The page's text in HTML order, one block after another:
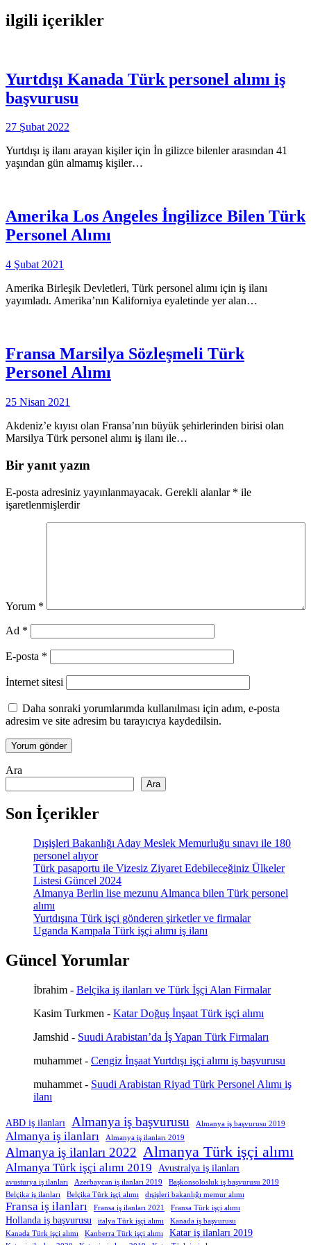
ilgili içerikler
Yurtdışı Kanada Türk personel alımı iş
başvurusu
27 Şubat 2022
Yurtdışı iş ilanı arayan kişiler için İn gilizce bilenler arasından 41
yaşından gün almamış kişiler…
Amerika Los Angeles İngilizce Bilen Türk
Personel Alımı
4 Şubat 2021
Amerika Birleşik Devletleri, Türk personel alımı için iş ilanı
yayımladı. Amerika’nın Kaliforniya eyaletinde yer alan…
Fransa Marsilya Sözleşmeli Türk
Personel Alımı
25 Nisan 2021
Akdeniz’e kıyısı olan Fransa’nın büyük şehirlerinden birisi olan
Marsilya Türk personel alımı iş ilanı ile…
Bir yanıt yazın
E-posta adresiniz yayınlanmayacak. Gerekli alanlar * ile
işaretlenmişlerdir
Yorum *
Ad *
E-posta *
İnternet sitesi
Daha sonraki yorumlarımda kullanılması için adım, e-posta
adresim ve site adresim bu tarayıcıya kaydedilsin.
Ara
Ara
Son İçerikler
Dışişleri Bakanlığı Aday Meslek Memurluğu sınavı ile 180
personel alıyor
Türk pasaportu ile Vizesiz Ziyaret Edebileceğiniz Ülkeler
Listesi Güncel 2024
Almanya Berlin lise mezunu Almanca bilen Türk personel
alımı
Yurtdışına Türk işçi gönderen şirketler ve firmalar
Uganda Kampala Türk işçi alımı iş ilanı
Güncel Yorumlar
İbrahim - Belçika iş ilanları ve Türk İşçi Alan Firmalar
Kasim Turkmen - Katar Doğuş İnşaat Türk işçi alımı
Jamshid - Suudi Arabistan’da İş Yapan Türk Firmaları
muhammet - Cengiz İnşaat Yurtdışı işçi alımı iş başvurusu
muhammet - Suudi Arabistan Riyad Türk Personel Alımı iş
ilanı
ABD iş ilanları Almanya iş başvurusu Almanya iş başvurusu 2019
Almanya iş ilanları Almanya iş ilanları 2019
Almanya iş ilanları 2022 Almanya Türk işçi alımı
Almanya Türk işçi alımı 2019 Avustralya iş ilanları
avusturya iş ilanları Azerbaycan iş ilanları 2019
Başkonsolosluk iş başvurusu 2019
Belçika iş ilanları
Belçika Türk işçi alımı dışişleri bakanlığı memur alımı
Fransa iş ilanları Fransa iş ilanları 2021 Fransa Türk işçi alımı
Hollanda iş başvurusu italya Türk işçi alımı
Kanada iş başvurusu
Kanada Türk işçi alımı
Kanberra Türk işçi alımı Katar iş ilanları 2019